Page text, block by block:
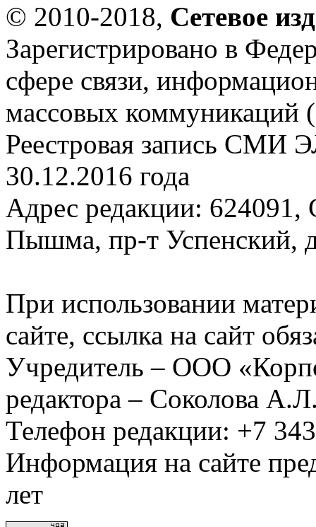
© 2010-2018, Сетевое
Зарегистрировано в
сфере связи,
массовых коммуникаций
Реестровая запись СМИ
30.12.2016 года
Адрес редакции: 624091,
Пышма, пр-т Успенский,
При использовании
сайте, ссылка на сайт
Учредитель – ООО
редактора – Соколова
Телефон редакции: +7
Информация на сайте
лет